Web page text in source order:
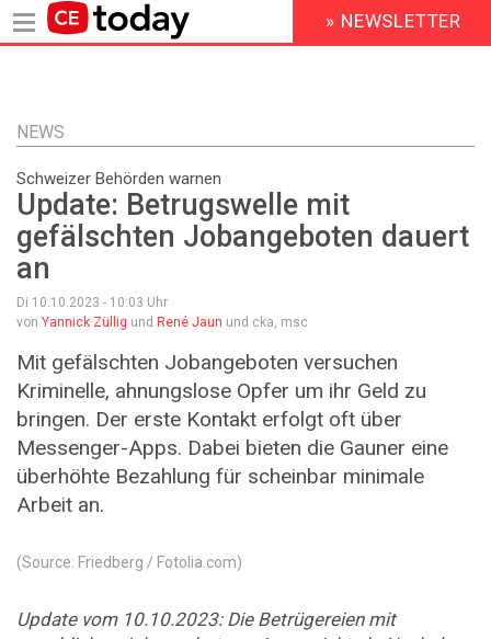
Inhalt
HEADER
MENU
» NEWSLETTER
NEWS
Schweizer Behörden warnen
Update: Betrugswelle mit
gefälschten Jobangeboten dauert
an
Di 10.10.2023 - 10:03 Uhr
von Yannick Züllig und René Jaun und cka, msc
Mit gefälschten Jobangeboten versuchen
Kriminelle, ahnungslose Opfer um ihr Geld zu
bringen. Der erste Kontakt erfolgt oft über
Messenger-Apps. Dabei bieten die Gauner eine
überhöhte Bezahlung für scheinbar minimale
Arbeit an.
(Source: Friedberg / Fotolia.com)
Update vom 10.10.2023: Die Betrügereien mit